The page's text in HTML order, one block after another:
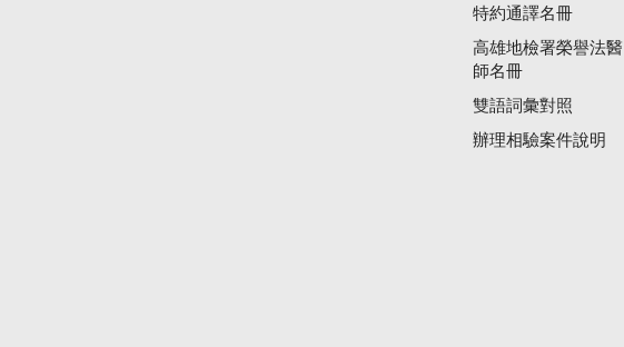
特約通譯名冊
高雄地檢署榮譽法醫
師名冊
雙語詞彙對照
辦理相驗案件說明